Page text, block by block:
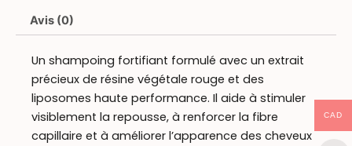
Avis (0)
Un shampoing fortifiant formulé avec un extrait
précieux de résine végétale rouge et des
liposomes haute performance. Il aide à stimuler
visiblement la repousse, à renforcer la fibre
capillaire et à améliorer l’apparence des cheveux
CAD